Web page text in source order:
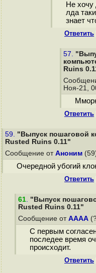
Не
лда
знает
Ответить
57.
Ruins
Ноя-21,
Ответить
59. "Выпуск пошаговой
Rusted Ruins 0.11"
Сообщение от Аноним
Очередной убогий
Ответить
61. "Выпуск
Rusted Ruins 0.11"
Сообщение от АААА
С первым
последее время
происходит.
Ответить